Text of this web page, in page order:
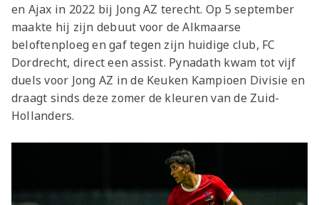
en Ajax in 2022 bij Jong AZ terecht. Op 5 september
maakte hij zijn debuut voor de Alkmaarse
beloftenploeg en gaf tegen zijn huidige club, FC
Dordrecht, direct een assist. Pynadath kwam tot vijf
duels voor Jong AZ in de Keuken Kampioen Divisie en
draagt sinds deze zomer de kleuren van de Zuid-
Hollanders.